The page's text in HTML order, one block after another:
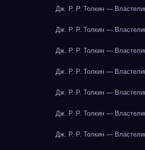
Дж. Р. Р. Толкин —
Дж. Р. Р. Толкин —
Дж. Р. Р. Толкин —
Дж. Р. Р. Толкин —
Дж. Р. Р. Толкин —
Дж. Р. Р. Толкин —
Дж. Р. Р. Толкин —